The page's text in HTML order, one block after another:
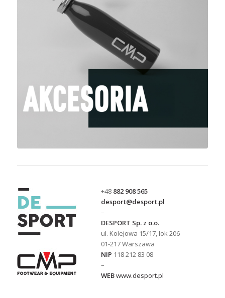
+48 882 908 565
desport@desport.pl
–
DESPORT Sp. z o.o.
ul. Kolejowa 15/17, lok 206
01-217 Warszawa
NIP 118 212 83 08
–
WEBwww.desport.pl